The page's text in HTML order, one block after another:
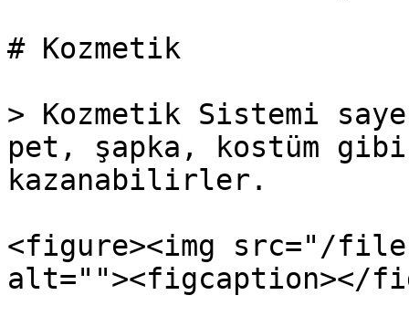
# Kozmetik
> Kozmetik Sistemi
pet, şapka, kostüm
kazanabilirler.
<figure><img src="/files/
alt=""><figcaption></